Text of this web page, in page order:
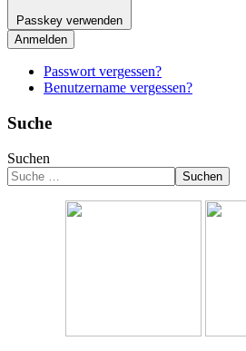
Passkey verwenden
Anmelden
Passwort vergessen?
Benutzername vergessen?
Suche
Suchen
Suchen